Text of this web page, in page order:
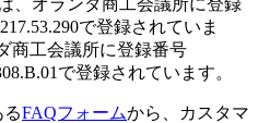
で登録されていま
商工会議所に登録番号
で登録されています。
FAQフォームから、カスタマ